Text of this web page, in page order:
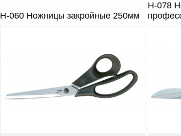
Н-060 Ножницы закройные 250мм
Н-078